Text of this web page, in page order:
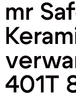
mr
401T